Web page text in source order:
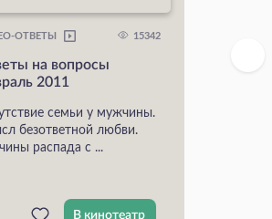
ОТВЕТЫ 15342
на вопросы
2011
семьи у мужчины.
безответной любви.
распада с ...
В кинотеатр